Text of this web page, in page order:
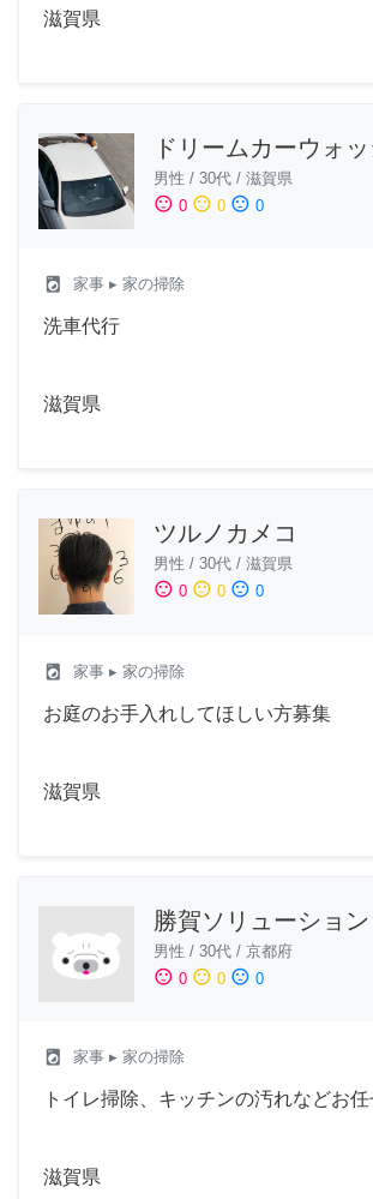
滋賀県
ドリームカーウォッ
男性 / 30代 / 滋賀県
sentiment_satisfied 0 sentiment_neutral 0 sentiment_dissatisfied 0
local_laundry_service 家事 ▸ 家の掃除
洗車代行
滋賀県
ツルノカメコ
男性 / 30代 / 滋賀県
sentiment_satisfied 0 sentiment_neutral 0 sentiment_dissatisfied 0
local_laundry_service 家事 ▸ 家の掃除
お庭のお手入れしてほしい方募集
滋賀県
勝賀ソリューション
男性 / 30代 / 京都府
sentiment_satisfied 0 sentiment_neutral 0 sentiment_dissatisfied 0
local_laundry_service 家事 ▸ 家の掃除
トイレ掃除、キッチンの汚れなどお任
滋賀県